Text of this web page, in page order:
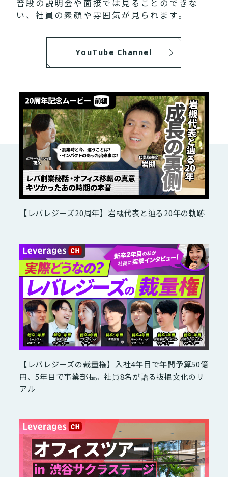
い、社員の素顔や雰囲気が見られます。
YouTube Channel
【レバレジーズ20周年】岩槻代表と辿る20年の軌跡
【レバレジーズの裁量権】入社4年目で年間予算50億
円、5年目で事業部長。社員8名が語る抜擢文化のリ
アル